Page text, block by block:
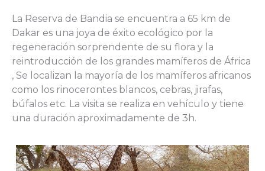
La Reserva de Bandia se encuentra a 65 km de
Dakar es una joya de éxito ecológico por la
regeneración sorprendente de su flora y la
reintroducción de los grandes mamíferos de África
, Se localizan la mayoría de los mamíferos africanos
como los rinocerontes blancos, cebras, jirafas,
búfalos etc. La visita se realiza en vehículo y tiene
una duración aproximadamente de 3h.